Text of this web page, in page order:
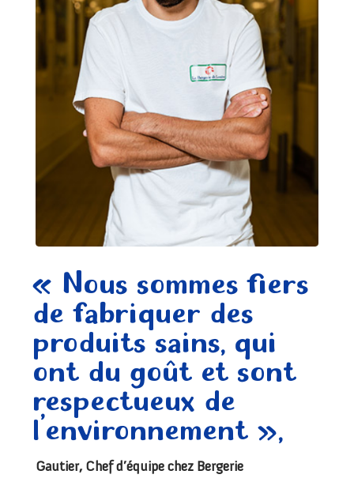
« Nous sommes fiers
de fabriquer des
produits sains, qui
ont du goût et sont
respectueux de
l’environnement »,
Gautier, Chef d’équipe chez Bergerie